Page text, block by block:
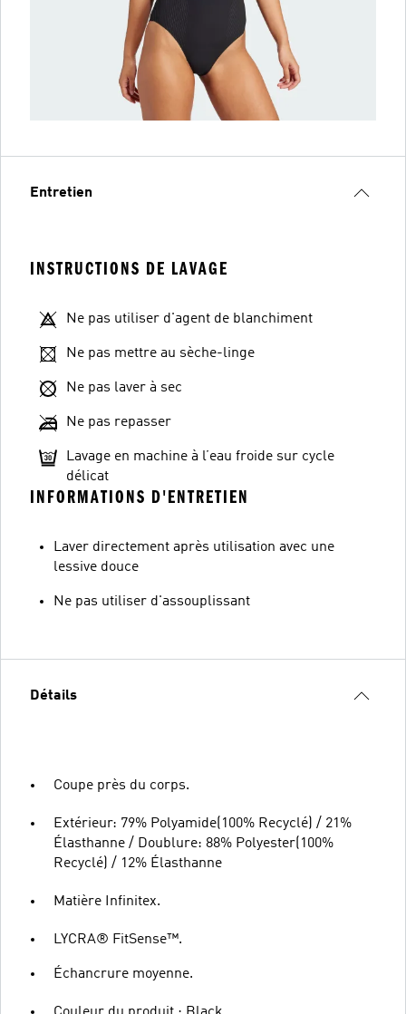
Entretien
INSTRUCTIONS DE LAVAGE
Ne pas utiliser d'agent de blanchiment
Ne pas mettre au sèche-linge
Ne pas laver à sec
Ne pas repasser
Lavage en machine à l’eau froide sur cycle
délicat
INFORMATIONS D'ENTRETIEN
Laver directement après utilisation avec une
lessive douce
Ne pas utiliser d'assouplissant
Détails
Coupe près du corps.
Extérieur: 79% Polyamide(100% Recyclé) / 21%
Élasthanne / Doublure: 88% Polyester(100%
Recyclé) / 12% Élasthanne
Matière Infinitex.
LYCRA® FitSense™.
Échancrure moyenne.